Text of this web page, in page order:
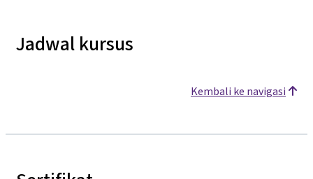
Jadwal kursus
Kembali ke navigasi